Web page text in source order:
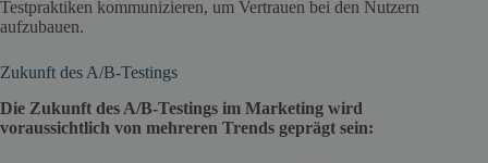
Testpraktiken kommunizieren, um Vertrauen bei den Nutzern
aufzubauen.
Zukunft des A/B-Testings
Die Zukunft des A/B-Testings im Marketing wird
voraussichtlich von mehreren Trends geprägt sein: